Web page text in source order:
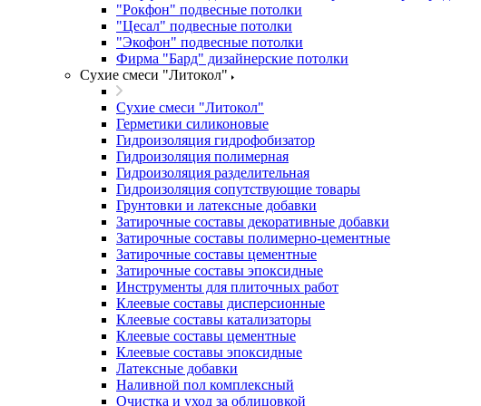
"Рокфон" подвесные потолки
"Цесал" подвесные потолки
"Экофон" подвесные потолки
Фирма "Бард" дизайнерские потолки
Сухие смеси "Литокол"
Сухие смеси "Литокол"
Герметики силиконовые
Гидроизоляция гидрофобизатор
Гидроизоляция полимерная
Гидроизоляция разделительная
Гидроизоляция сопутствующие товары
Грунтовки и латексные добавки
Затирочные составы декоративные добавки
Затирочные составы полимерно-цементные
Затирочные составы цементные
Затирочные составы эпоксидные
Инструменты для плиточных работ
Клеевые составы дисперсионные
Клеевые составы катализаторы
Клеевые составы цементные
Клеевые составы эпоксидные
Латексные добавки
Наливной пол комплексный
Очистка и уход за облицовкой